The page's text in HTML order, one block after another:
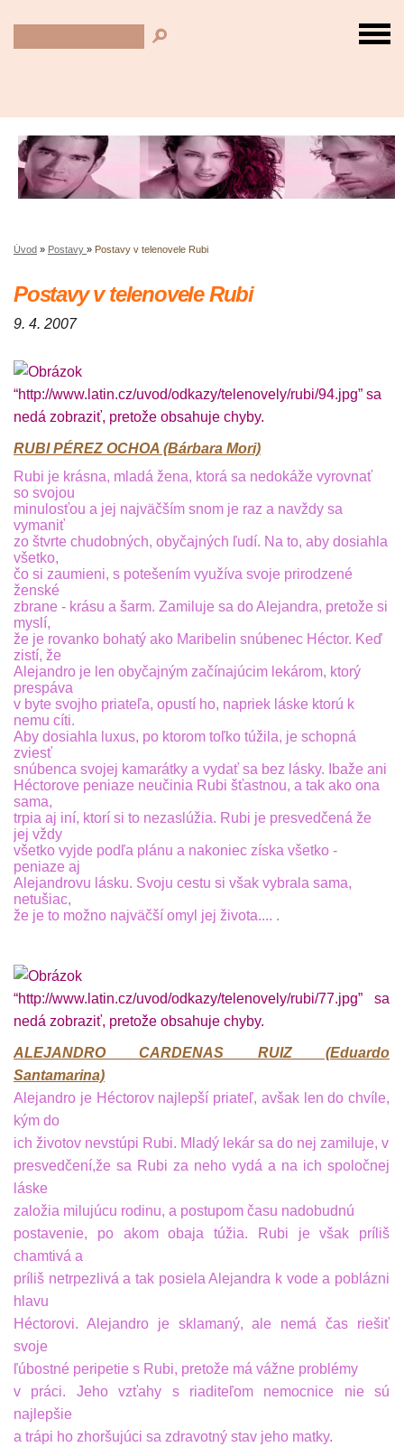
Úvod » Postavy » Postavy v telenovele Rubi
Postavy v telenovele Rubi
9. 4. 2007
RUBI PÉREZ OCHOA (Bárbara Mori)
Rubi je krásna, mladá žena, ktorá sa nedokáže vyrovnať
so svojou
minulosťou a jej najväčším snom je raz a navždy sa
vymaniť
zo štvrte chudobných, obyčajných ľudí. Na to, aby dosiahla
všetko,
čo si zaumieni, s potešením využíva svoje prirodzené
ženské
zbrane - krásu a šarm. Zamiluje sa do Alejandra, pretože si
myslí,
že je rovanko bohatý ako Maribelin snúbenec Héctor. Keď
zistí, že
Alejandro je len obyčajným začínajúcim lekárom, ktorý
prespáva
v byte svojho priateľa, opustí ho, napriek láske ktorú k
nemu cíti.
Aby dosiahla luxus, po ktorom toľko túžila, je schopná
zviesť
snúbenca svojej kamarátky a vydať sa bez lásky. Ibaže ani
Héctorove peniaze neučinia Rubi šťastnou, a tak ako ona
sama,
trpia aj iní, ktorí si to nezaslúžia. Rubi je presvedčená že
jej vždy
všetko vyjde podľa plánu a nakoniec získa všetko -
peniaze aj
Alejandrovu lásku. Svoju cestu si však vybrala sama,
netušiac,
že je to možno najväčší omyl jej života.... .
ALEJANDRO CARDENAS RUIZ (Eduardo
Santamarina)
Alejandro je Héctorov najlepší priateľ, avšak len do chvíle,
kým do
ich životov nevstúpi Rubi. Mladý lekár sa do nej zamiluje, v
presvedčení,že sa Rubi za neho vydá a na ich spoločnej
láske
založia milujúcu rodinu, a postupom času nadobudnú
postavenie, po akom obaja túžia. Rubi je však príliš
chamtivá a
príliš netrpezlivá a tak posielaAlejandra k vode a poblázni
hlavu
Héctorovi. Alejandro je sklamaný, ale nemá čas riešiť
svoje
ľúbostné peripetie s Rubi, pretože má vážne problémy
v práci. Jeho vzťahy s riaditeľom nemocnice nie sú
najlepšie
a trápi ho zhoršujúci sa zdravotný stav jeho matky.